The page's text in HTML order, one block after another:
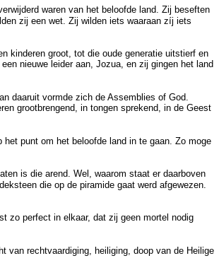
waren van het beloofde land. Zij beseften
zij een wet. Zij wilden iets waaraan zíj iets
kinderen groot, tot die oude generatie uitstierf en
nieuwe leider aan, Jozua, en zij gingen het land
daaruit vormde zich de Assemblies of God.
grootbrengend, in tongen sprekend, in de Geest
punt om het beloofde land in te gaan. Zo moge
is die arend. Wel, waarom staat er daarboven
die op de piramide gaat werd afgewezen.
zo perfect in elkaar, dat zij geen mortel nodig
van rechtvaardiging, heiliging, doop van de Heilige